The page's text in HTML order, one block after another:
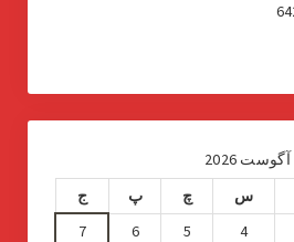
آگوست 2026
س چ پ
ج
4
5
6
7